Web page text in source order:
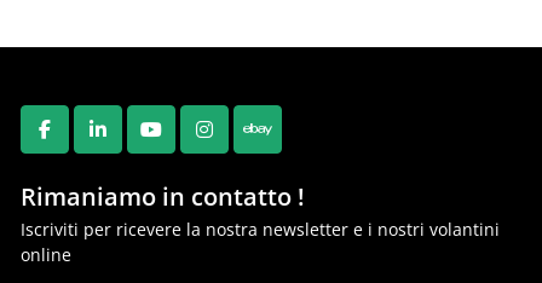
FACEBOOK
LINKEDINYOUTUBEINSTAGRAM
EBAY
Rimaniamo in contatto !
Iscriviti per ricevere la nostra newsletter e i nostri volantini
online